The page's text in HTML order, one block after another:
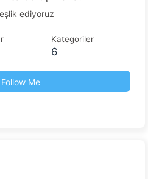
ediyoruz
Kategoriler
6
Follow Me